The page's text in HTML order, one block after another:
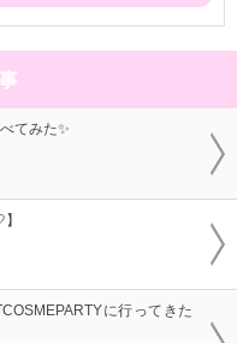
てみた✨
に行ってきた